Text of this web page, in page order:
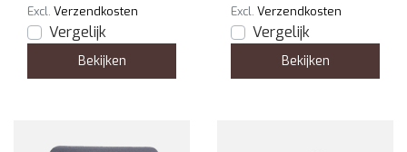
Excl. Verzendkosten
Vergelijk
Bekijken
Excl. Verzendkosten
Vergelijk
Bekijken